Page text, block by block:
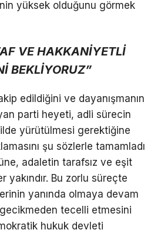
yüksek olduğunu görmek
VE HAKKANİYETLİ
BEKLİYORUZ”
edildiğini ve dayanışmanın
parti heyeti, adli sürecin
yürütülmesi gerektiğine
şu sözlerle tamamladı
adaletin tarafsız ve eşit
yakındır. Bu zorlu süreçte
yanında olmaya devam
tecelli etmesini
hukuk devleti